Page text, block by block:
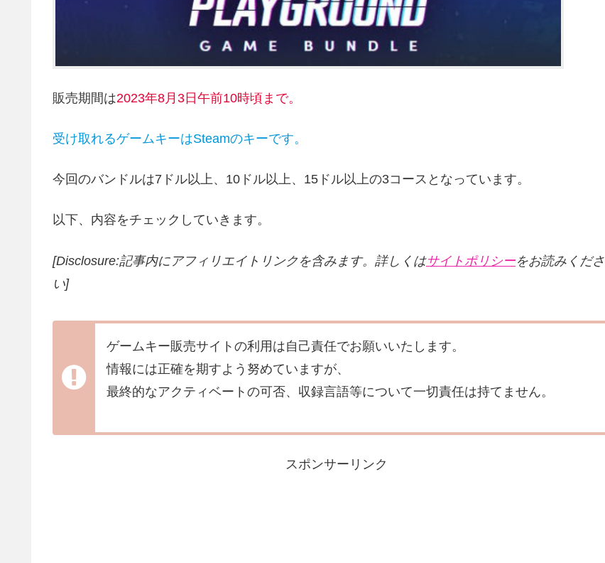
販売期間は2023年8月3日午前10時頃まで。
受け取れるゲームキーはSteamのキーです。
今回のバンドルは7ドル以上、10ドル以上、15ドル以上の3コースとなっています。
以下、内容をチェックしていきます。
[Disclosure:記事内にアフィリエイトリンクを含みます。詳しくはサイトポリシーをお読みくださ
い]
ゲームキー販売サイトの利用は自己責任でお願いいたします。
情報には正確を期すよう努めていますが、
最終的なアクティベートの可否、収録言語等について一切責任は持てません。
スポンサーリンク